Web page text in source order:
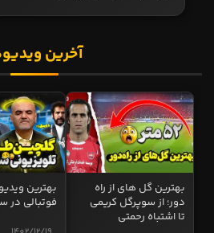
آخرین
بهترین گل های از راه
دور؛ از سوپرگل کریمی
تا اشتباه رحمتی
بهترین
فوتبالی در سال